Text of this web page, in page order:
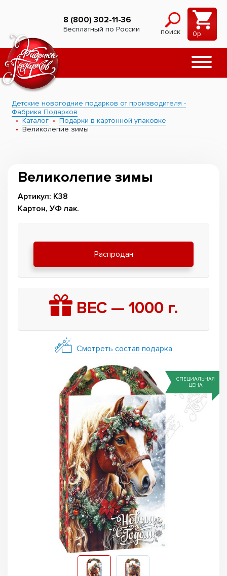
8 (800) 302-11-36
Бесплатный по России поиск 0р.
Детские новогодние подарков от производителя -
Фабрика Подарков
Каталог
Подарки в картонной упаковке
Великолепие зимы
СПЕЦИАЛЬНАЯ
ЦЕНА
Великолепие зимы
Артикул: К38
Картон, УФ лак.
Распродан
ВЕС — 1000г.
Смотреть состав подарка